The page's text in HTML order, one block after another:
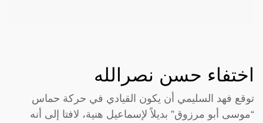
اختفاء حسن نصرالله
توقع فهد السليمي أن يكون القيادي في حركة حماس
“موسى أبو مرزوق” بديلاً لإسماعيل هنية، لافتا إلى أنه